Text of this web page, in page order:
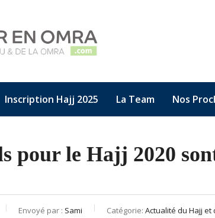
Inscription Hajj 2025 La Team Nos
pour le Hajj 2020
Envoyé par : Sami Catégorie: Actualité du Hajj et